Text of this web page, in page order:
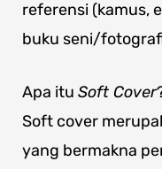
referensi (kamus,
buku seni/
Apa itu Soft Cover
Soft cover
yang bermakna